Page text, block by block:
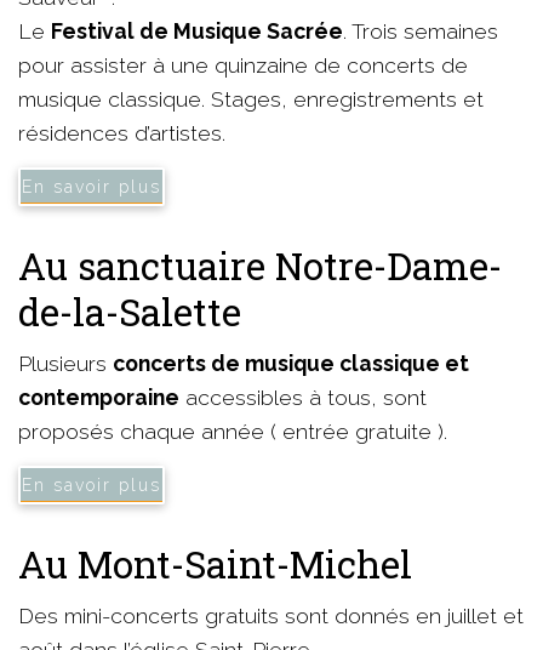
Le Festival de Musique Sacrée. Trois semaines
pour assister à une quinzaine de concerts de
musique classique. Stages, enregistrements et
résidences d’artistes.
En savoir plus
Au sanctuaire Notre-Dame-
de-la-Salette
Plusieurs concerts de musique classique et
contemporaine accessibles à tous, sont
proposés chaque année ( entrée gratuite ).
En savoir plus
Au Mont-Saint-Michel
Des mini-concerts gratuits sont donnés en juillet et